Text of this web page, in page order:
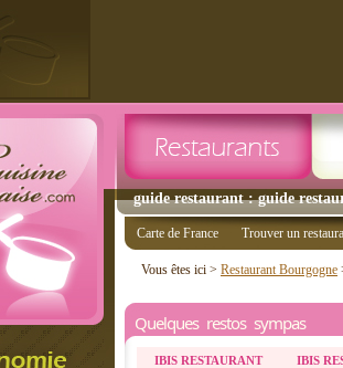
guide restaurant : guide
Carte de France Trouver un
Vous êtes ici > Restaurant Bourgogne
Quelques restos sympas
IBIS RESTAURANT IBIS